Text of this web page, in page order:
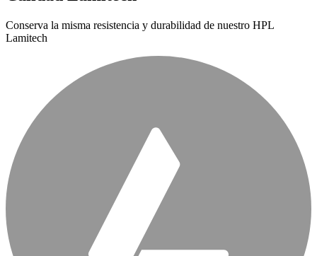
Conserva la misma resistencia y durabilidad de nuestro HPL
Lamitech